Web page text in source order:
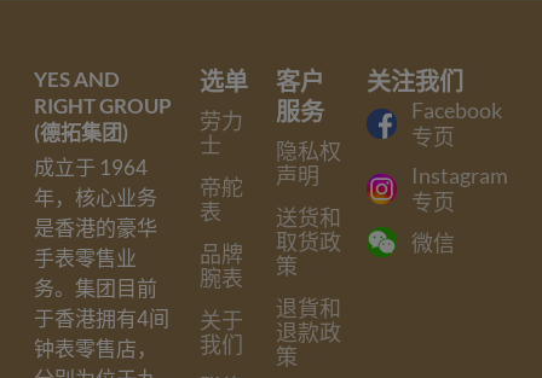
选单
劳力
士
帝舵
表
品牌
腕表
关于
我们
客户
服务
隐私权
声明
送货和
取货政
策
退貨和
退款政
策
关注我们
Facebook
专页
Instagram
专页
微信
YES AND
RIGHT GROUP
(德拓集团)
成立于 1964
年，核心业务
是香港的豪华
手表零售业
务。集团目前
于香港拥有4间
钟表零售店，